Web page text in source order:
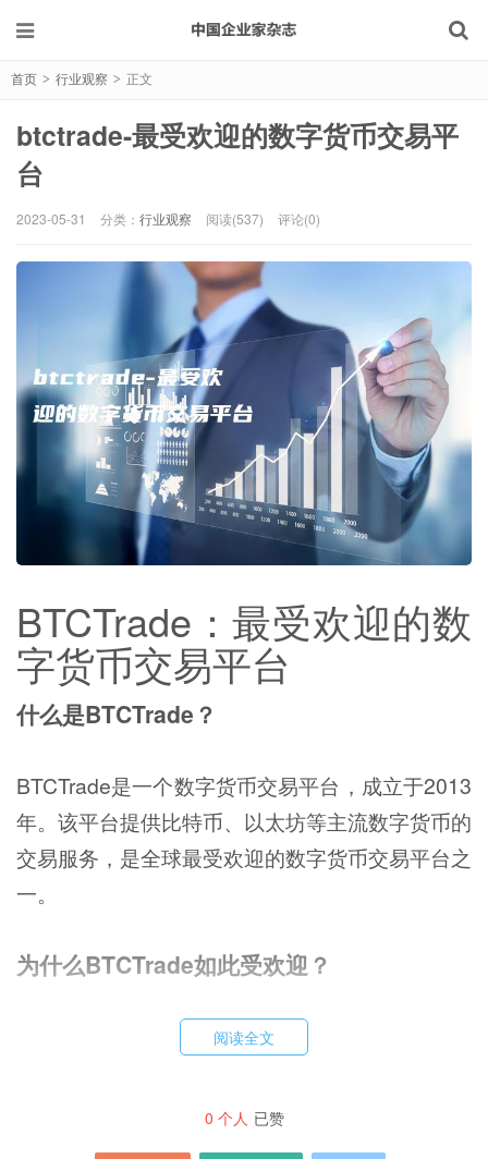
首页 > 行业观察 > 正文
btctrade-最受欢迎的数字货币交易平
台
2023-05-31 分类： 行业观察 阅读(537) 评论(0)
BTCTrade：最受欢迎的数
字货币交易平台
什么是BTCTrade？
BTCTrade是一个数字货币交易平台，成立于2013
年。该平台提供比特币、以太坊等主流数字货币的
交易服务，是全球最受欢迎的数字货币交易平台之
一。
为什么BTCTrade如此受欢迎？
BTCTrade是一家经过认证的数字货币交易平台，
阅读全文
0 个人 已赞